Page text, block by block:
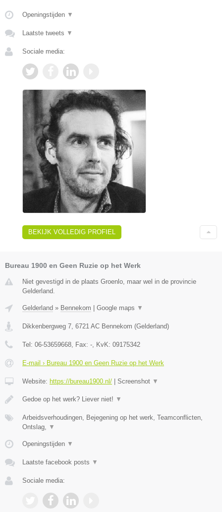
Openingstijden ▼
Laatste tweets ▼
Sociale media:
BEKIJK VOLLEDIG PROFIEL
Bureau 1900 en Geen Ruzie op het Werk
Niet gevestigd in de plaats Groenlo, maar wel in de provincie
Gelderland.
Gelderland » Bennekom Google maps ▼
Dikkenbergweg 7 6721 AC Bennekom (Gelderland)
Tel: 06-53659668 , Fax: - , KvK: 09175342
E-mail › Bureau 1900 en Geen Ruzie op het Werk
Website: https://bureau1900.nl/ Screenshot ▼
Gedoe op het werk? Liever niet! ▼
Arbeidsverhoudingen, Bejegening op het werk, Teamconflicten,
Ontslag,
▼
Openingstijden ▼
Laatste facebook posts ▼
Sociale media: